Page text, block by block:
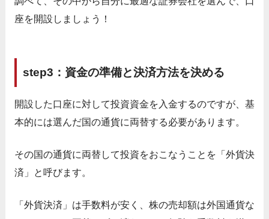
座を開設しましょう！
step3：資金の準備と決済方法を決める
開設した口座に対して投資資金を入金するのですが、基
本的には選んだ国の通貨に両替する必要があります。
その国の通貨に両替して投資をおこなうことを「外貨決
済」と呼びます。
「外貨決済」は手数料が安く、株の売却額は外国通貨な